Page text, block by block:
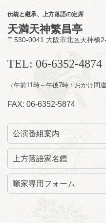
購入はこ
8月11日
昼席：番組案
桂九寿玉／桂
ももえ（音曲
～仲入～桂咲
（マジック）
★菟道亭
伝統と継承、上方落語の定席
天満天神繁昌亭
〒530-0041 大阪市北区天神橋
TEL: 06-6352-4874
（午前11時～午後7時：おか
FAX: 06-6352-5874
公演番組案内
上方落語家名鑑
噺家専用フォーム